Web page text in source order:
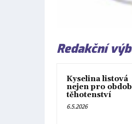
Redakční
Kyselina listová
nejen pro
těhotenství
6.5.2026